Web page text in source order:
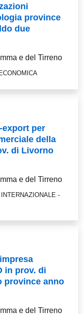
province
due
e del Tirreno
export per
della
di Livorno
e del Tirreno
-
in prov. di
province anno
e del Tirreno